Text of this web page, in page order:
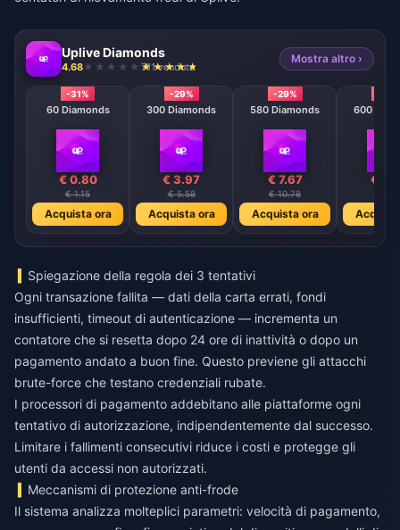
Uplive Diamonds
4.68 711 venduto
Mostra altro ›
-31%
60 Diamonds
€ 0.80
€ 1.15
Acquista ora
-29%
300 Diamonds
€ 3.97
€ 5.58
Acquista ora
-29%
580 Diamonds
€ 7.67
€ 10.78
Acquista ora
600
€
€
Spiegazione della regola dei 3 tentativi
Ogni transazione fallita — dati della carta errati, fondi
insufficienti, timeout di autenticazione — incrementa un
contatore che si resetta dopo 24 ore di inattività o dopo un
pagamento andato a buon fine. Questo previene gli attacchi
brute-force che testano credenziali rubate.
I processori di pagamento addebitano alle piattaforme ogni
tentativo di autorizzazione, indipendentemente dal successo.
Limitare i fallimenti consecutivi riduce i costi e protegge gli
utenti da accessi non autorizzati.
Meccanismi di protezione anti-frode
Il sistema analizza molteplici parametri: velocità di pagamento,